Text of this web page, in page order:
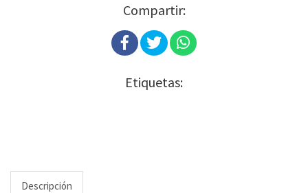
Compartir:
Etiquetas:
Descripción